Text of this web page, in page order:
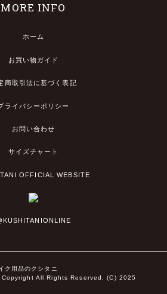
MORE INFO
ホーム
お買い物ガイド
商取引法に基づく表記
ライバシーポリシー
お問い合わせ
サイズチャート
OFFICIAL WEBSITE
ク用品のクシタニ
Copyright All Rights Reserved. (C) 2025